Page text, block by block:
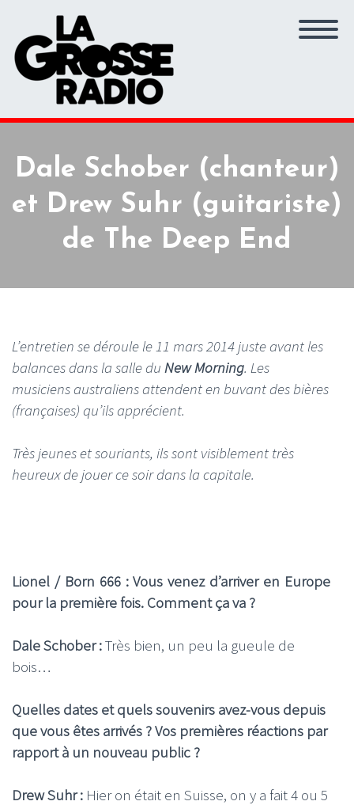
Dale Schober (chanteur)
et Drew Suhr (guitariste)
de The Deep End
L’entretien se déroule le 11 mars 2014 juste avant les
balances dans la salle du New Morning. Les
musiciens australiens attendent en buvant des bières
(françaises) qu’ils apprécient.
Très jeunes et souriants, ils sont visiblement très
heureux de jouer ce soir dans la capitale.
Lionel / Born 666 : Vous venez d’arriver en Europe
pour la première fois. Comment ça va ?
Dale Schober :Très bien, un peu la gueule de
bois…
Quelles dates et quels souvenirs avez-vous depuis
que vous êtes arrivés ? Vos premières réactions par
rapport à un nouveau public ?
Drew Suhr : Hier on était en Suisse, on y a fait 4 ou 5